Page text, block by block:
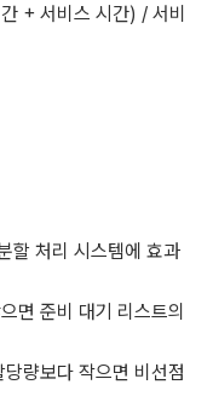
+ 서비스 시간) / 서비
할 처리 시스템에 효과
면 준비 대기 리스트의
량보다 작으면 비선점